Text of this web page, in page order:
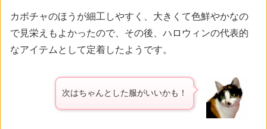
カボチャのほうが細工しやすく、大きくて色鮮やかなの
で見栄えもよかったので、その後、ハロウィンの代表的
なアイテムとして定着したようです。
次はちゃんとした服がいいかも！